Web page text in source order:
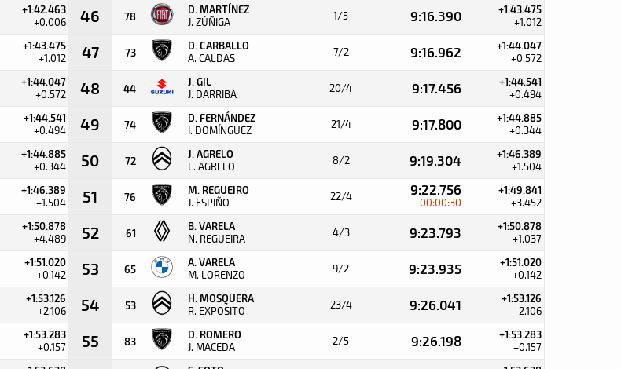
+1:42.463
+0.006 46 78
D. MARTÍNEZ
J. ZÚÑIGA 1/5 9:16.390 +1:43.475
+1.012
+1:43.475
+1.012 47 73
D. CARBALLO
A. CALDAS 7/2 9:16.962 +1:44.047
+0.572
+1:44.047
+0.572 48 44
J. GIL
J. DARRIBA 20/4 9:17.456 +1:44.541
+0.494
+1:44.541
+0.494 49 74
D. FERNÁNDEZ
I. DOMÍNGUEZ 21/4 9:17.800 +1:44.885
+0.344
+1:44.885
+0.344 50 72
J. AGRELO
L. AGRELO 8/2 9:19.304 +1:46.389
+1.504
+1:46.389
+1.504 51 76
M. REGUEIRO
J. ESPIÑO 22/4 9:22.756
00:00:30
+1:49.841
+3.452
+1:50.878
+4.489 52 61
B. VARELA
N. REGUEIRA 4/3 9:23.793 +1:50.878
+1.037
+1:51.020
+0.142 53 65
A. VARELA
M. LORENZO 9/2 9:23.935 +1:51.020
+0.142
+1:53.126
+2.106 54 53
H. MOSQUERA
R. EXPOSITO 23/4 9:26.041 +1:53.126
+2.106
+1:53.283
+0.157 55 83
D. ROMERO
J. MACEDA 2/5 9:26.198 +1:53.283
+0.157